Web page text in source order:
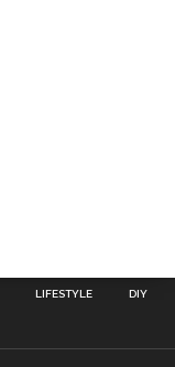
LIFESTYLE DIY